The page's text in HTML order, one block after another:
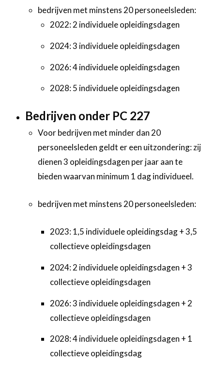
bedrijven met minstens 20 personeelsleden:
2022: 2 individuele opleidingsdagen
2024: 3 individuele opleidingsdagen
2026: 4 individuele opleidingsdagen
2028: 5 individuele opleidingsdagen
Bedrijven onder PC 227
Voor bedrijven met minder dan 20
personeelsleden geldt er een uitzondering: zij
dienen 3 opleidingsdagen per jaar aan te
bieden waarvan minimum 1 dag individueel.
bedrijven met minstens 20 personeelsleden:
2023: 1,5 individuele opleidingsdag + 3,5
collectieve opleidingsdagen
2024: 2 individuele opleidingsdagen + 3
collectieve opleidingsdagen
2026: 3 individuele opleidingsdagen + 2
collectieve opleidingsdagen
2028: 4 individuele opleidingsdagen + 1
collectieve opleidingsdag